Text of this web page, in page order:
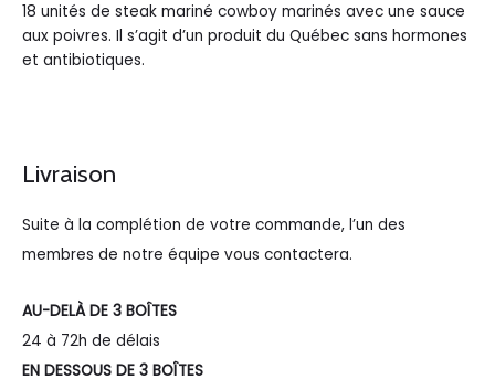
18 unités de steak mariné cowboy marinés avec une sauce
aux poivres. Il s’agit d’un produit du Québec sans hormones
et antibiotiques.
Livraison
Suite à la complétion de votre commande, l’un des
membres de notre équipe vous contactera.
AU-DELÀ DE 3 BOÎTES
24 à 72h de délais
EN DESSOUS DE 3 BOÎTES
R
c
h
r
c